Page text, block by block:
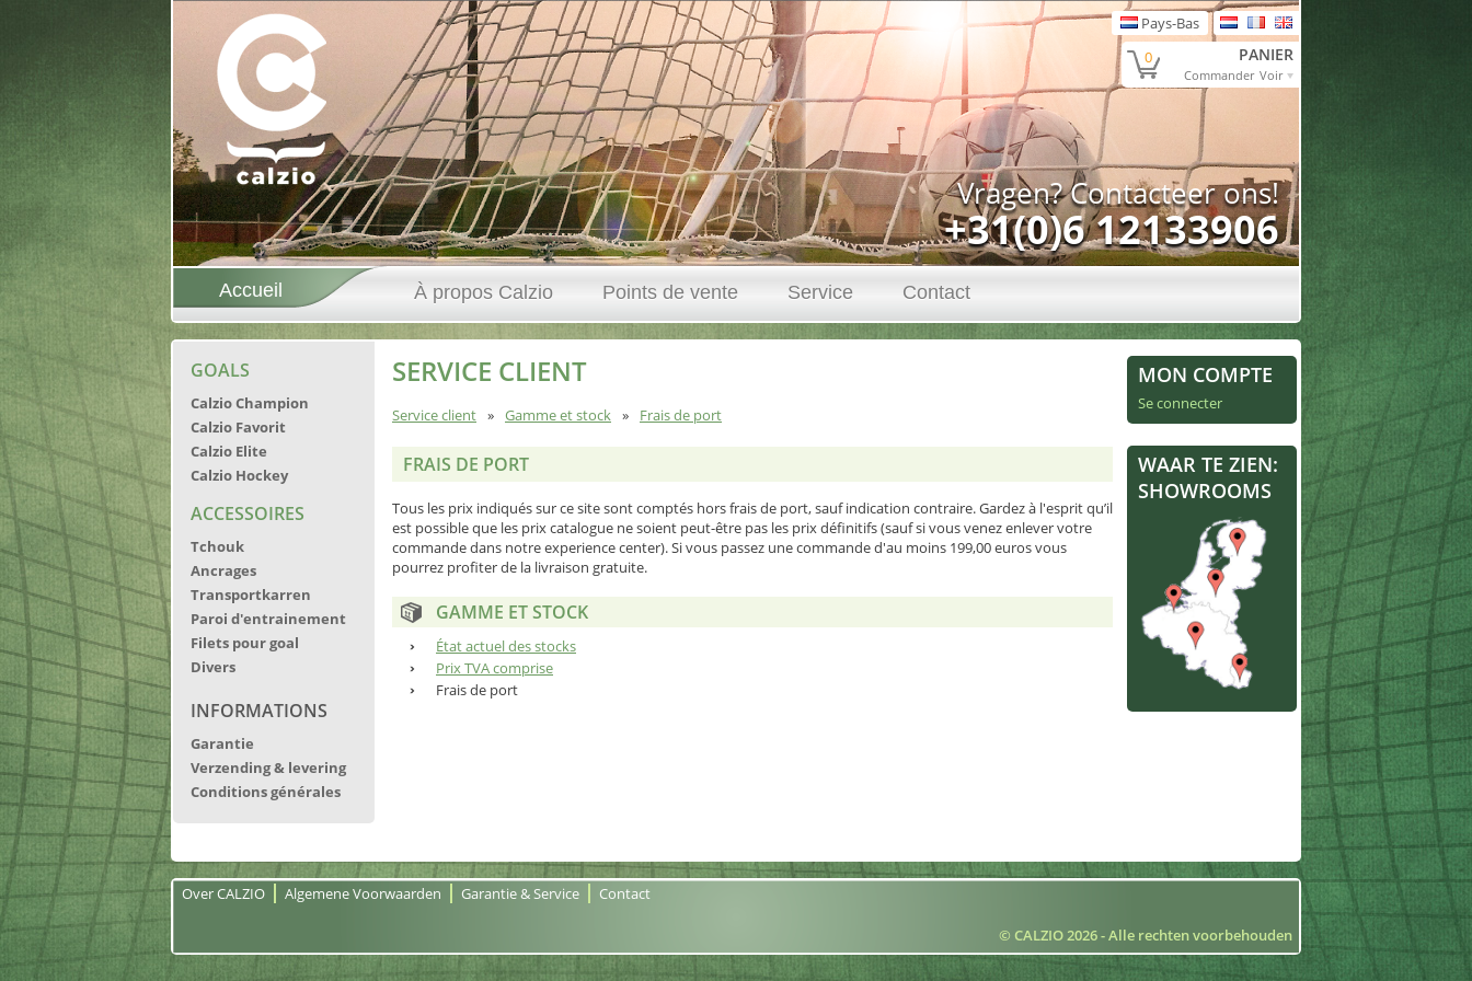
PANIER
0
Voir
Commander
Pays-Bas
Vragen?Contacteer ons!
+31(0)6 12133906
Accueil À propos Calzio Points de vente Service Contact
GOALS
Calzio Champion
Calzio Favorit
Calzio Elite
Calzio Hockey
ACCESSOIRES
Tchouk
Ancrages
Transportkarren
Paroi d'entrainement
Filets pour goal
Divers
INFORMATIONS
Garantie
Verzending & levering
Conditions générales
MON COMPTE
Se connecter
WAAR TE ZIEN:
SHOWROOMS
SERVICE CLIENT
Service client Gamme et stock Frais de port
FRAIS DE PORT
Tous les prix indiqués sur ce site sont comptés hors frais de port, sauf indication contraire. Gardez à l'esprit qu’il
est possible que les prix catalogue ne soient peut-être pas les prix définitifs (sauf si vous venez enlever votre
commande dans notre experience center). Si vous passez une commande d'au moins 199,00 euros vous
pourrez profiter de la livraison gratuite.
GAMME ET STOCK
État actuel des stocks
Prix TVA comprise
Frais de port
Over CALZIO Algemene Voorwaarden Garantie & Service Contact
© CALZIO 2026 - Alle rechten voorbehouden